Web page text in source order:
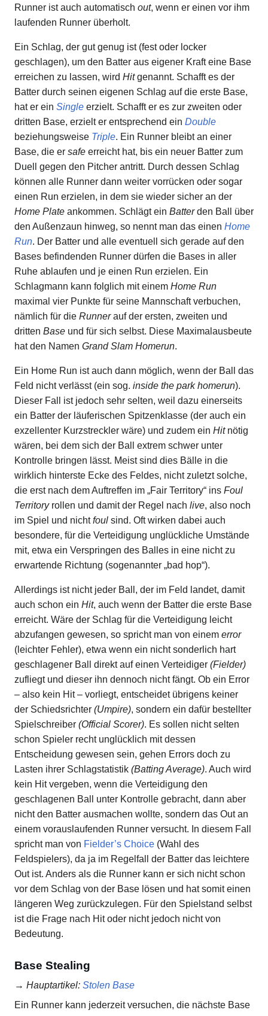
Runner ist auch automatisch out, wenn er einen vor ihm
laufenden Runner überholt.
Ein Schlag, der gut genug ist (fest oder locker
geschlagen), um den Batter aus eigener Kraft eine Base
erreichen zu lassen, wird Hitgenannt. Schafft es der
Batter durch seinen eigenen Schlag auf die erste Base,
hat er ein Single erzielt. Schafft er es zur zweiten oder
dritten Base, erzielt er entsprechend ein Double
beziehungsweise Triple. Ein Runner bleibt an einer
Base, die er safe erreicht hat, bis ein neuer Batter zum
Duell gegen den Pitcher antritt. Durch dessen Schlag
können alle Runner dann weiter vorrücken oder sogar
einen Run erzielen, in dem sie wieder sicher an der
Home Plate ankommen. Schlägt ein Batterden Ball über
den Außenzaun hinweg, so nennt man das einen Home
Run. Der Batter und alle eventuell sich gerade auf den
Bases befindenden Runner dürfen die Bases in aller
Ruhe ablaufen und je einen Run erzielen. Ein
Schlagmann kann folglich mit einem Home Run
maximal vier Punkte für seine Mannschaft verbuchen,
nämlich für die Runnerauf der ersten, zweiten und
dritten Base und für sich selbst. Diese Maximalausbeute
hat den Namen Grand Slam Homerun.
Ein Home Run ist auch dann möglich, wenn der Ball das
Feld nicht verlässt (ein sog. inside the park homerun).
Dieser Fall ist jedoch sehr selten, weil dazu einerseits
ein Batter der läuferischen Spitzenklasse (der auch ein
exzellenter Kurzstreckler wäre) und zudem ein Hitnötig
wären, bei dem sich der Ball extrem schwer unter
Kontrolle bringen lässt. Meist sind dies Bälle in die
wirklich hinterste Ecke des Feldes, nicht zuletzt solche,
die erst nach dem Auftreffen im „Fair Territory“ ins Foul
Territoryrollen und damit der Regel nach live, also noch
im Spiel und nichtfoul sind. Oft wirken dabei auch
besondere, für die Verteidigung unglückliche Umstände
mit, etwa ein Verspringen des Balles in eine nicht zu
erwartende Richtung (sogenannter „bad hop“).
Allerdings ist nicht jeder Ball, der im Feld landet, damit
auch schon ein Hit, auch wenn der Batter die erste Base
erreicht. Wäre der Schlag für die Verteidigung leicht
abzufangen gewesen, so spricht man von einem error
(leichter Fehler), etwa wenn ein nicht sonderlich hart
geschlagener Ball direkt auf einen Verteidiger (Fielder)
zufliegt und dieser ihn dennoch nicht fängt. Ob ein Error
– also kein Hit – vorliegt, entscheidet übrigens keiner
der Schiedsrichter (Umpire), sondern ein dafür bestellter
Spielschreiber (Official Scorer). Es sollen nicht selten
schon Spieler recht unglücklich mit dessen
Entscheidung gewesen sein, gehen Errors doch zu
Lasten ihrer Schlagstatistik (Batting Average). Auch wird
kein Hit vergeben, wenn die Verteidigung den
geschlagenen Ball unter Kontrolle gebracht, dann aber
nicht den Batter ausmachen wollte, sondern das Out an
einem vorauslaufenden Runner versucht. In diesem Fall
spricht man von Fielder’s Choice (Wahl des
Feldspielers), da ja im Regelfall der Batter das leichtere
Out ist. Anders als die Runner kann er sich nicht schon
vor dem Schlag von der Base lösen und hat somit einen
längeren Weg zurückzulegen. Für den Spielstand selbst
ist die Frage nach Hit oder nicht jedoch nicht von
Bedeutung.
Base Stealing
→ Hauptartikel: Stolen Base
Ein Runner kann jederzeit versuchen, die nächste Base